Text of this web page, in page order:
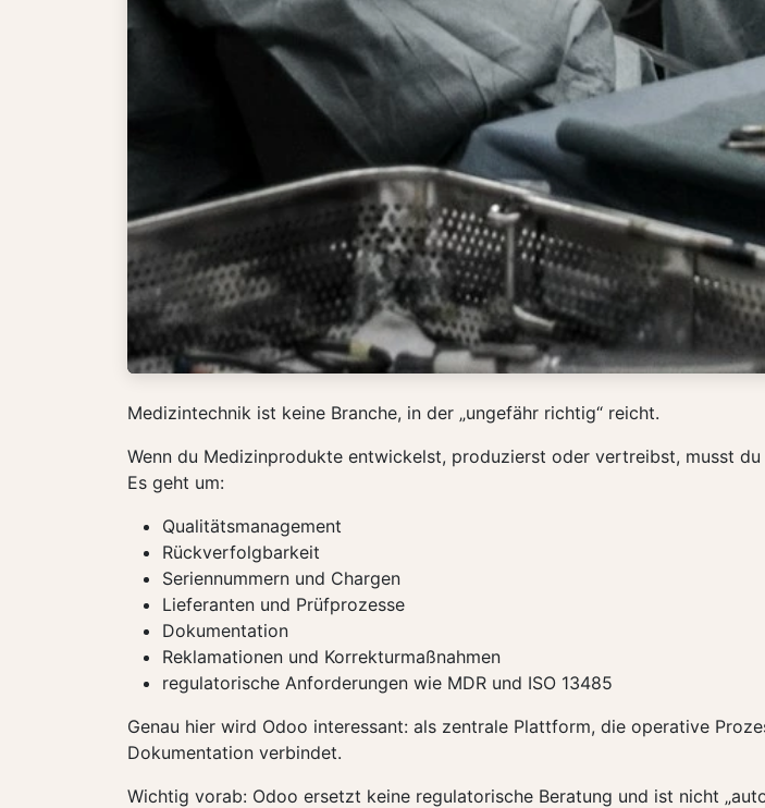
Medizintechnik ist keine Branche, in der „ungefähr richtig“ reicht.
Wenn du Medizinprodukte entwickelst, produzierst oder vertreibst, musst
Es geht um:
Qualitätsmanagement
Rückverfolgbarkeit
Seriennummern und Chargen
Lieferanten und Prüfprozesse
Dokumentation
Reklamationen und Korrekturmaßnahmen
regulatorische Anforderungen wie MDR und ISO 13485
Genau hier wird Odoo interessant: als zentrale Plattform, die operative
Dokumentation verbindet.
Wichtig vorab: Odoo ersetzt keine regulatorische Beratung und ist nicht